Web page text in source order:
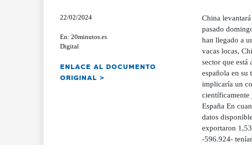
22/02/2024
En: 20minutos.es
Digital
ENLACE AL DOCUMENTO
ORIGINAL >
China
pasado
han llegado a
vacas locas,
sector que está
española en su
implicaría un
científicamente
España En
datos
exportaron
-596.924-